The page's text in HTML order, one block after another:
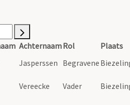
AchternaamRol
Plaats
Jasperssen Begravene
Vereecke Vader